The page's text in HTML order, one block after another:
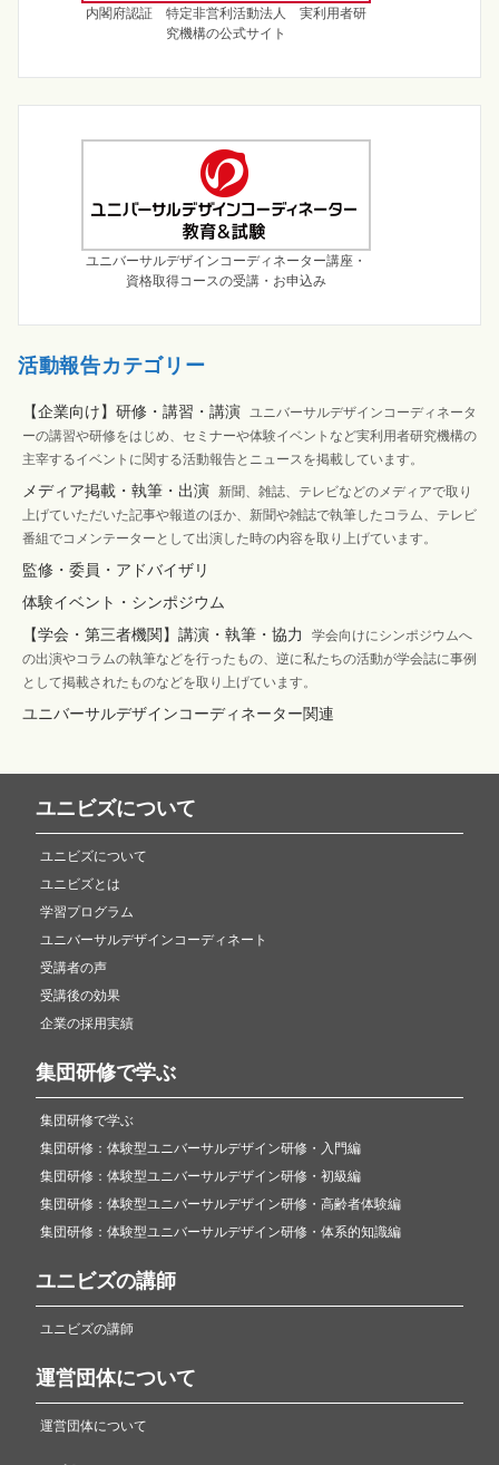
内閣府認証 特定非営利活動法人 実利用者研
究機構の公式サイト
ユニバーサルデザインコーディネーター講座・
資格取得コースの受講・お申込み
活動報告カテゴリー
【企業向け】研修・講習・講演 ユニバーサルデザインコーディネータ
ーの講習や研修をはじめ、セミナーや体験イベントなど実利用者研究機構の
主宰するイベントに関する活動報告とニュースを掲載しています。
メディア掲載・執筆・出演
新聞、雑誌、テレビなどのメディアで取り
上げていただいた記事や報道のほか、新聞や雑誌で執筆したコラム、テレビ
番組でコメンテーターとして出演した時の内容を取り上げています。
監修・委員・アドバイザリ
体験イベント・シンポジウム
【学会・第三者機関】講演・執筆・協力
学会向けにシンポジウムへ
の出演やコラムの執筆などを行ったもの、逆に私たちの活動が学会誌に事例
として掲載されたものなどを取り上げています。
ユニバーサルデザインコーディネーター関連
ユニビズについて
ユニビズについて
ユニビズとは
学習プログラム
ユニバーサルデザインコーディネート
受講者の声
受講後の効果
企業の採用実績
集団研修で学ぶ
集団研修で学ぶ
集団研修：体験型ユニバーサルデザイン研修・入門編
集団研修：体験型ユニバーサルデザイン研修・初級編
集団研修：体験型ユニバーサルデザイン研修・高齢者体験編
集団研修：体験型ユニバーサルデザイン研修・体系的知識編
ユニビズの講師
ユニビズの講師
運営団体について
運営団体について